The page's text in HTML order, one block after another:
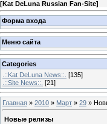
[Kat DeLuna Russian Fan-Site]
Форма входа
Меню сайта
Categories
.::Kat DeLuna News::. [135]
.::Site News::. [21]
Главная » 2010 » Март » 29 »
Новые релизы